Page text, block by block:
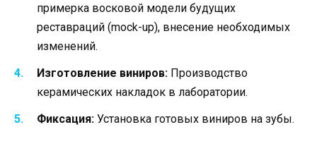
примерка восковой модели будущих
реставраций (mock-up), внесение необходимых
изменений.
Изготовление виниров: Производство
керамических накладок в лаборатории.
Фиксация: Установка готовых виниров на зубы.